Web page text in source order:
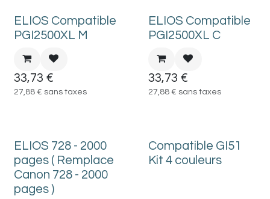
ELIOS Compatible
PGI2500XL M
33,73 €
27,88 € sans taxes
ELIOS Compatible
PGI2500XL C
33,73 €
27,88€ sans taxes
ELIOS 728 - 2000
pages ( Remplace
Canon 728 - 2000
pages )
Compatible GI51
Kit 4 couleurs